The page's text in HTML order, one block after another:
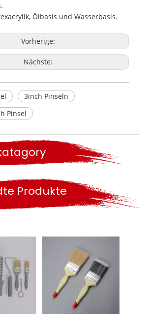
Ölbasis und Wasserbasis.
Vorherige:
Nächste:
3inch Pinseln
Pinsel
Produkte